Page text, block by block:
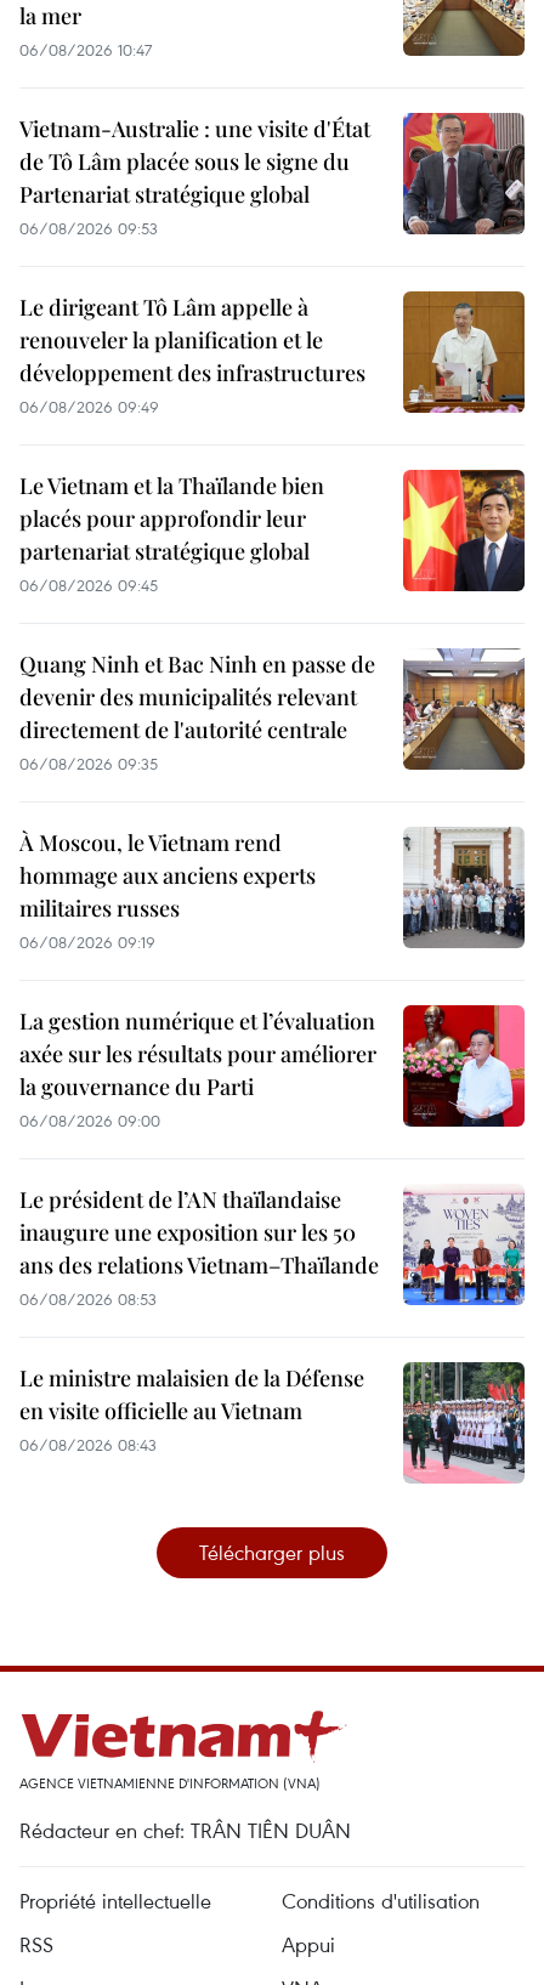
la mer
06/08/2026 10:47
Vietnam-Australie : une visite d'État
de Tô Lâm placée sous le signe du
Partenariat stratégique global
06/08/2026 09:53
Le dirigeant Tô Lâm appelle à
renouveler la planification et le
développement des infrastructures
06/08/2026 09:49
Le Vietnam et la Thaïlande bien
placés pour approfondir leur
partenariat stratégique global
06/08/2026 09:45
Quang Ninh et Bac Ninh en passe de
devenir des municipalités relevant
directement de l'autorité centrale
06/08/2026 09:35
À Moscou, le Vietnam rend
hommage aux anciens experts
militaires russes
06/08/2026 09:19
La gestion numérique et l’évaluation
axée sur les résultats pour améliorer
la gouvernance du Parti
06/08/2026 09:00
Le président de l’AN thaïlandaise
inaugure une exposition sur les 50
ans des relations Vietnam–Thaïlande
06/08/2026 08:53
Le ministre malaisien de la Défense
en visite officielle au Vietnam
06/08/2026 08:43
Télécharger plus
AGENCE VIETNAMIENNE D'INFORMATION (VNA)
Rédacteur en chef: TRÂN TIÊN DUÂN
Propriété intellectuelle
Conditions d'utilisation
RSS
Appui